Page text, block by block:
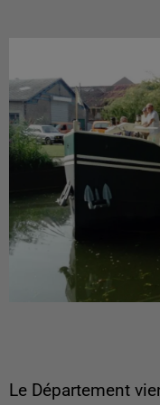
Le Département